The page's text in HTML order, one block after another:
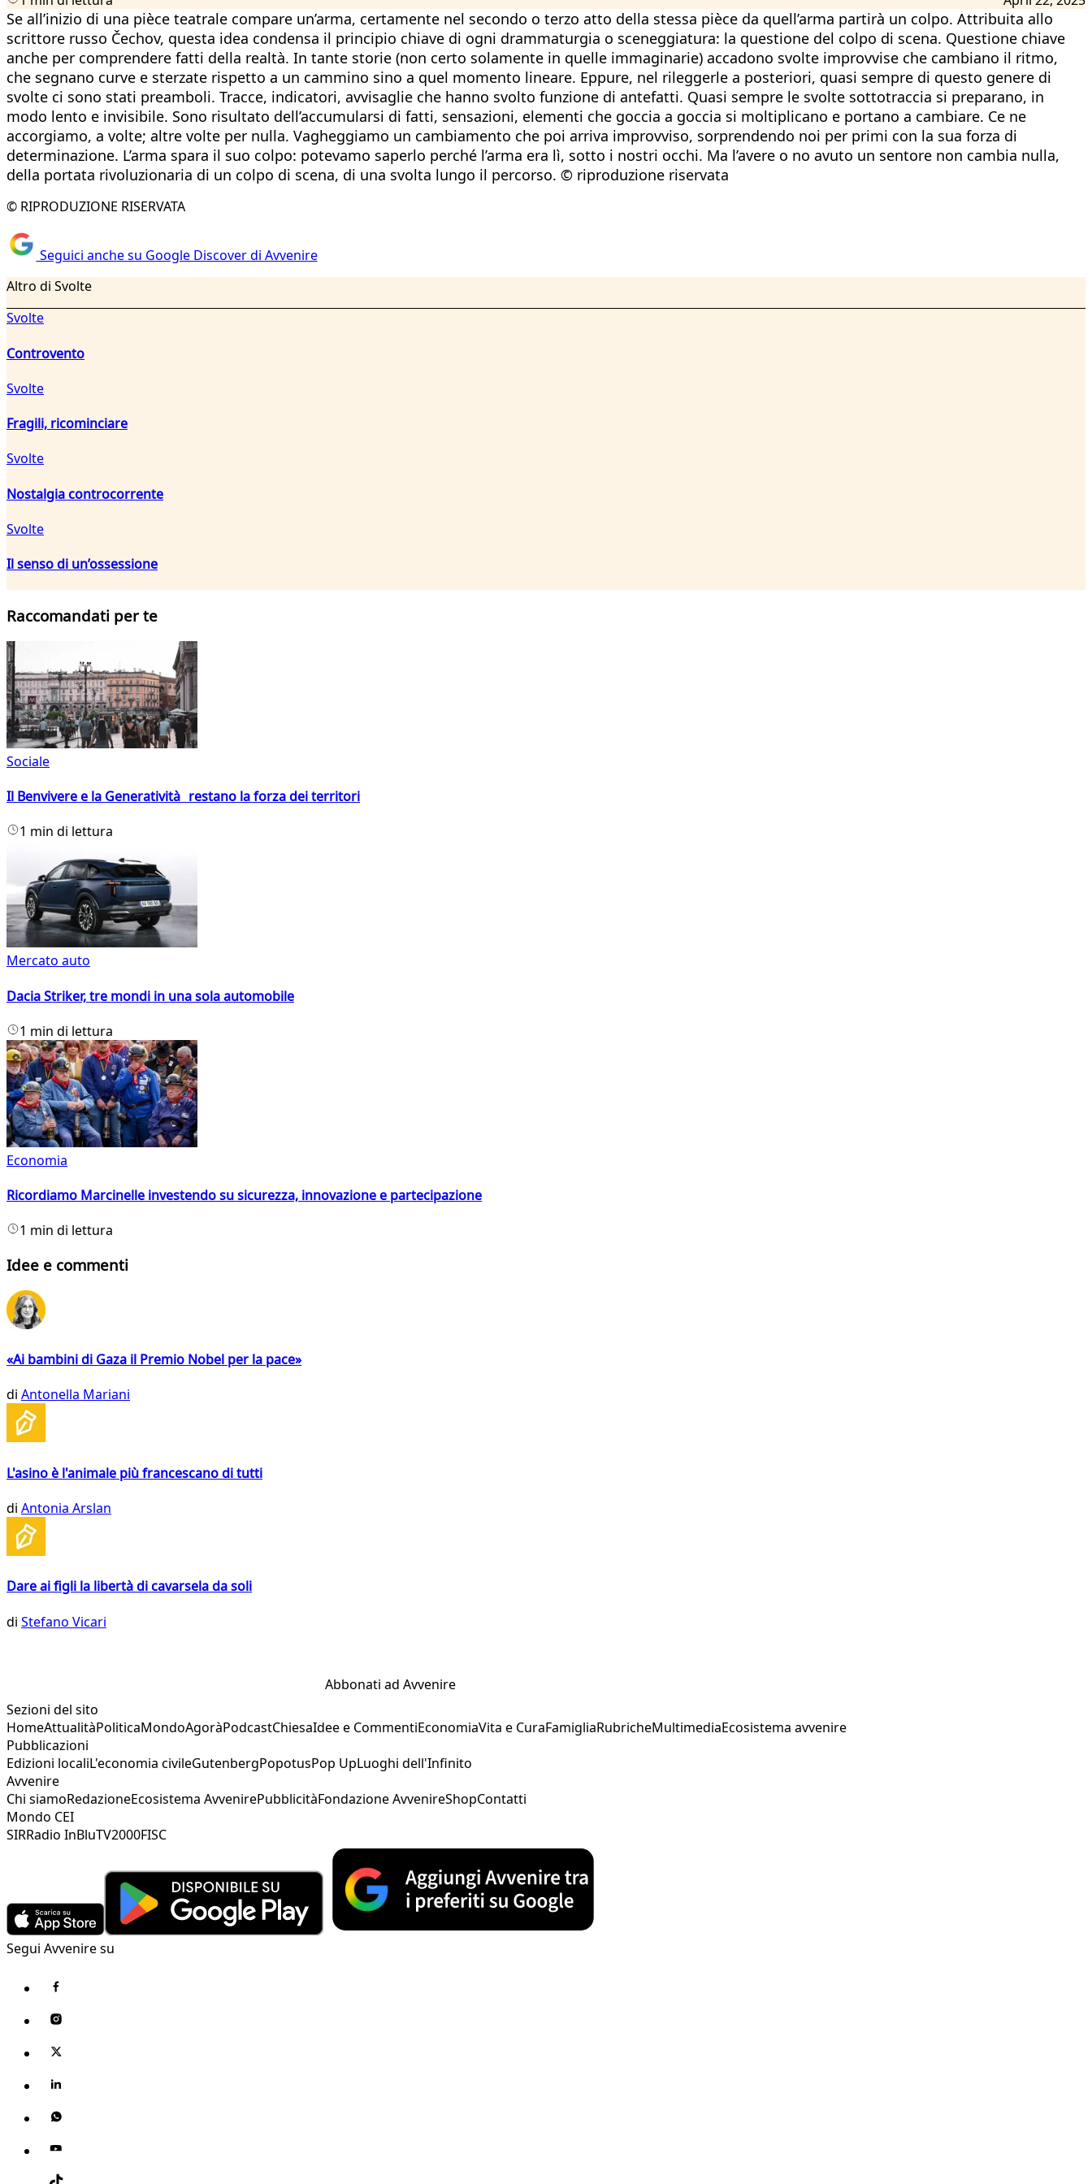
Se all’inizio di una pièce teatrale compare un’arma, certamente nel secondo o terzo atto della stessa pièce da quell’arma partirà un colpo. Attribuita allo
scrittore russo Čechov, questa idea condensa il principio chiave di ogni drammaturgia o sceneggiatura: la questione del colpo di scena. Questione chiave
anche per comprendere fatti della realtà. In tante storie (non certo solamente in quelle immaginarie) accadono svolte improvvise che cambiano il ritmo,
che segnano curve e sterzate rispetto a un cammino sino a quel momento lineare. Eppure, nel rileggerle a posteriori, quasi sempre di questo genere di
svolte ci sono stati preamboli. Tracce, indicatori, avvisaglie che hanno svolto funzione di antefatti. Quasi sempre le svolte sottotraccia si preparano, in
modo lento e invisibile. Sono risultato dell’accumularsi di fatti, sensazioni, elementi che goccia a goccia si moltiplicano e portano a cambiare. Ce ne
accorgiamo, a volte; altre volte per nulla. Vagheggiamo un cambiamento che poi arriva improvviso, sorprendendo noi per primi con la sua forza di
determinazione. L’arma spara il suo colpo: potevamo saperlo perché l’arma era lì, sotto i nostri occhi. Ma l’avere o no avuto un sentore non cambia nulla,
della portata rivoluzionaria di un colpo di scena, di una svolta lungo il percorso. © riproduzione riservata
© RIPRODUZIONE RISERVATA
Seguici anche su Google Discover di Avvenire
Altro di Svolte
Svolte
Controvento
Svolte
Fragili, ricominciare
Svolte
Nostalgia controcorrente
Svolte
Il senso di un’ossessione
Raccomandati per te
Sociale
Il Benvivere e la Generatività restano la forza dei territori
1 min di lettura
Mercato auto
Dacia Striker, tre mondi in una sola automobile
1 min di lettura
Economia
Ricordiamo Marcinelle investendo su sicurezza, innovazione e partecipazione
1 min di lettura
Idee e commenti
«Ai bambini di Gaza il Premio Nobel per la pace»
di Antonella Mariani
L'asino è l'animale più francescano di tutti
di Antonia Arslan
Dare ai figli la libertà di cavarsela da soli
di Stefano Vicari
Abbonati ad Avvenire
Sezioni del sito
HomeAttualitàPoliticaMondoAgoràPodcastChiesaIdee e CommentiEconomiaVita e CuraFamigliaRubricheMultimediaEcosistema avvenire
Pubblicazioni
Edizioni localiL'economia civileGutenbergPopotusPop UpLuoghi dell'Infinito
Avvenire
Chi siamoRedazioneEcosistema AvvenirePubblicitàFondazione AvvenireShopContatti
Mondo CEI
SIRRadio InBluTV2000FISC
Segui Avvenire su